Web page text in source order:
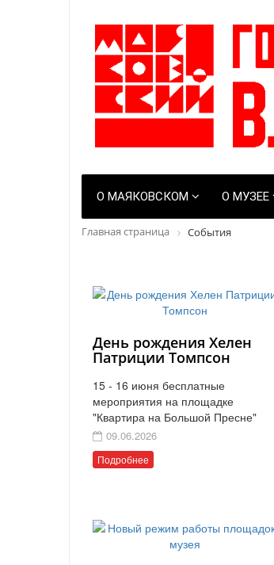
О МАЯКОВСКОМ О МУЗЕЕ
Главная страница События
День рождения Хелен
Патриции Томпсон
15 - 16 июня бесплатные
мероприятия на площадке
"Квартира на Большой Пресне"
09.06.2026
Подробнее